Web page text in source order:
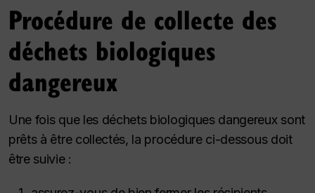
Procédure de collecte des
déchets biologiques
dangereux
Une fois que les déchets biologiques dangereux sont
prêts à être collectés, la procédure ci-dessous doit
être suivie :